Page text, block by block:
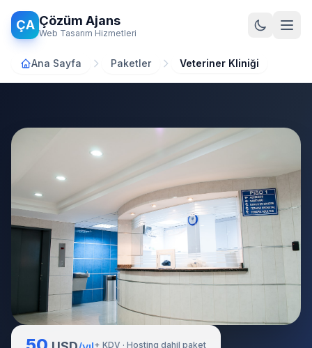
Ana içeriğe atla
ÇA Çözüm Ajans
Web Tasarım Hizmetleri
Ana Sayfa Paketler Veteriner Kliniği
+ KDV · Hosting dahil paket